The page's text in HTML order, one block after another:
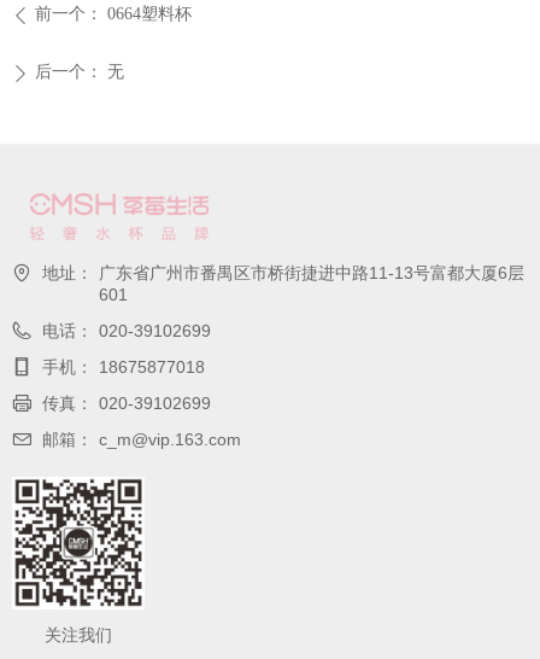
ꄴ 前一个： 0664塑料杯
ꄲ 后一个： 无
地址：
广东省广州市番禺区市桥街捷进中路11-13号富都大厦6层
601
电话：
020-39102699
手机：
18675877018
传真：
020-39102699
邮箱：
c_m@vip.163.com
关注我们